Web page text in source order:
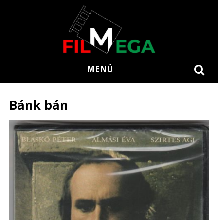
MENÜ
Bánk bán